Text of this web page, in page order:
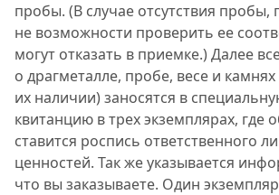
пробы. (В случае отсутствия пробы,
не возможности проверить ее
могут отказать в приемке.) Далее
о драгметалле, пробе, весе и
их наличии) заносятся в
квитанцию в трех экземплярах, где
ставится роспись ответственного
ценностей. Так же указывается
что вы заказываете. Один